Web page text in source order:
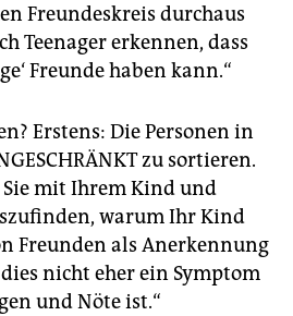
Freundeskreis durchaus
Teenager erkennen, dass
Freunde haben kann.“
Erstens: Die Personen in
zu sortieren.
Sie mit Ihrem Kind und
warum Ihr Kind
Freunden als Anerkennung
nicht eher ein Symptom
und Nöte ist.“